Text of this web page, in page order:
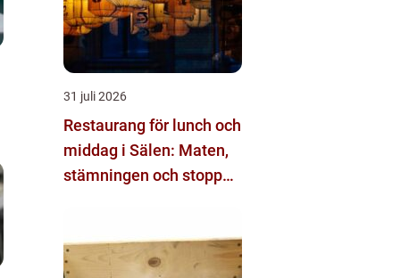
31 juli 2026
Restaurang för lunch och
middag i Sälen: Maten,
stämningen och stoppen